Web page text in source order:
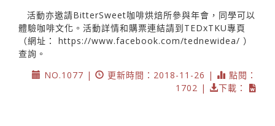
活動亦邀請BitterSweet咖啡烘焙所參與年會，同學可以
體驗咖啡文化。活動詳情和購票連結請到TEDxTKU專頁
（網址： https://www.facebook.com/tednewidea/ ）
查詢。
NO.1077 |
更新時間：2018-11-26 |
點閱：
1702 |
下載：